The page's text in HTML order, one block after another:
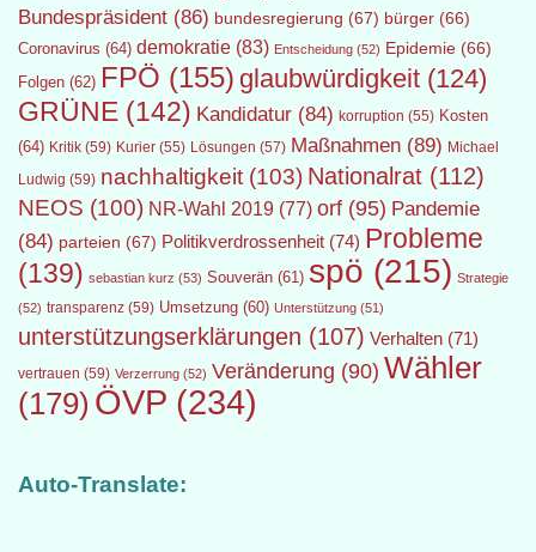
Bundespräsident (86) bundesregierung (67) bürger (66)
Coronavirus (64) demokratie (83) Entscheidung (52) Epidemie (66)
Folgen (62) FPÖ (155) glaubwürdigkeit (124)
GRÜNE (142) Kandidatur (84) korruption (55) Kosten
(64) Kritik (59) Kurier (55) Lösungen (57) Maßnahmen (89) Michael
Ludwig (59) nachhaltigkeit (103) Nationalrat (112)
NEOS (100) NR-Wahl 2019 (77) orf (95) Pandemie
(84) parteien (67) Politikverdrossenheit (74) Probleme
(139) sebastian kurz (53) Souverän (61) spö (215) Strategie
(52) transparenz (59) Umsetzung (60) Unterstützung (51)
unterstützungserklärungen (107) Verhalten (71)
vertrauen (59) Verzerrung (52) Veränderung (90) Wähler
(179) ÖVP (234)
Auto-Translate: